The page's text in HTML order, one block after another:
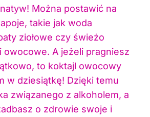
Można postawić na
takie jak woda
ziołowe czy świeżo
owocowe. A jeżeli pragniesz
to koktajl owocowy
w dziesiątkę! Dzięki temu
związanego z alkoholem, a
o zdrowie swoje i